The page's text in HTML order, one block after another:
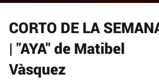
CORTO DE LA SEMANA
| "AYA" de Matibel
Vàsquez